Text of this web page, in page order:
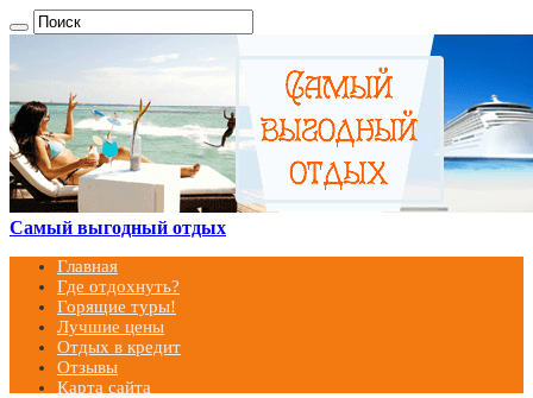
Самый выгодный отдых
Главная
Где отдохнуть?
Горящие туры!
Лучшие цены
Отдых в кредит
Отзывы
Карта сайта